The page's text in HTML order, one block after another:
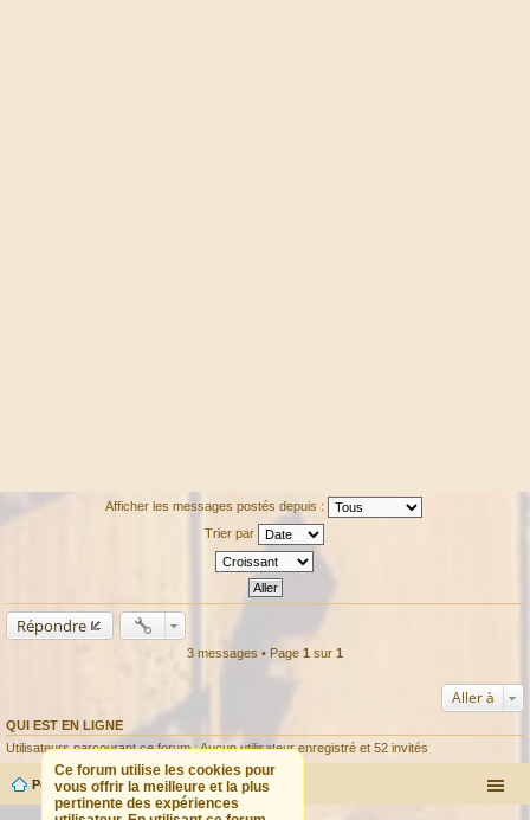
Afficher les messages postés depuis :
Trier par
Répondre
3 messages • Page 1 sur 1
Aller à
QUI EST EN LIGNE
Utilisateurs parcourant ce forum : Aucun utilisateur enregistré et 52 invités
Ce forum utilise les cookies pour
vous offrir la meilleure et la plus
pertinente des expériences
Portail Forum